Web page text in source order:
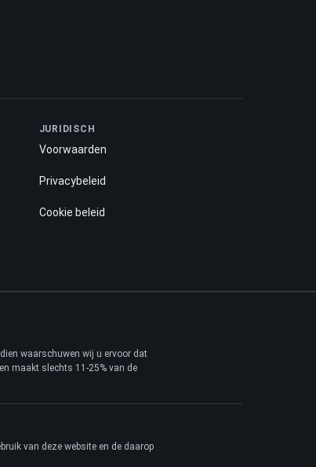
JURIDISCH
Voorwaarden
Privacybeleid
Cookie beleid
waarschuwen wij u ervoor dat
maakt slechts 11-25% van de
van deze website en de daarop